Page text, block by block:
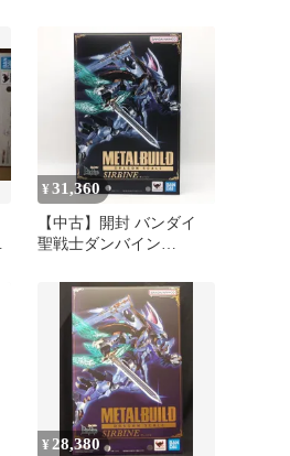
¥31,360
【中古】開封 バンダイ
聖戦士ダンバイン
SCALE ドラゴンスケイ
ル サーバイン[17]
¥ 28,380